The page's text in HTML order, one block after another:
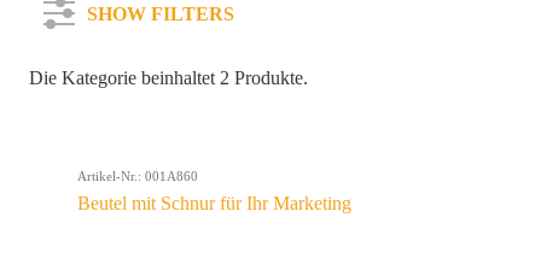
SHOW FILTERS
Farbe
Die Kategorie beinhaltet 2 Produkte.
Artikel-Nr.: 001A860
Beutel mit Schnur für Ihr Marketing